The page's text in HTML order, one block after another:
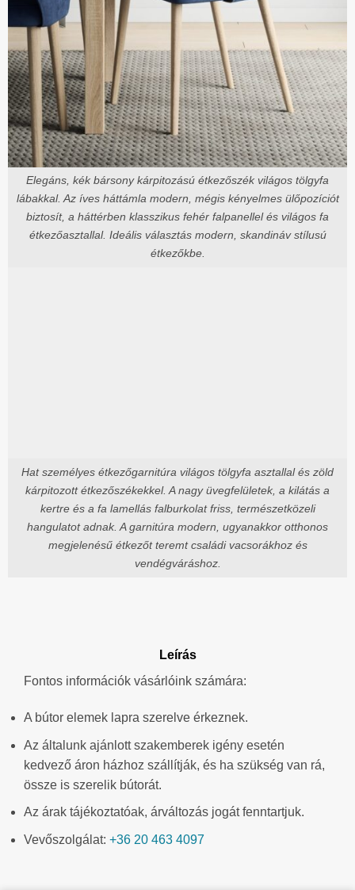
Elegáns, kék bársony kárpitozású étkezőszék világos tölgyfa
lábakkal. Az íves háttámla modern, mégis kényelmes ülőpozíciót
biztosít, a háttérben klasszikus fehér falpanellel és világos fa
étkezőasztallal. Ideális választás modern, skandináv stílusú
étkezőkbe.
Hat személyes étkezőgarnitúra világos tölgyfa asztallal és zöld
kárpitozott étkezőszékekkel. A nagy üvegfelületek, a kilátás a
kertre és a fa lamellás falburkolat friss, természetközeli
hangulatot adnak. A garnitúra modern, ugyanakkor otthonos
megjelenésű étkezőt teremt családi vacsorákhoz és
vendégváráshoz.
Leírás
Fontos információk vásárlóink számára:
A bútor elemek lapra szerelve érkeznek.
Az általunk ajánlott szakemberek igény esetén
kedvező áron házhoz szállítják, és ha szükség van rá,
össze is szerelik bútorát.
Az árak tájékoztatóak, árváltozás jogát fenntartjuk.
Vevőszolgálat: +36 20 463 4097